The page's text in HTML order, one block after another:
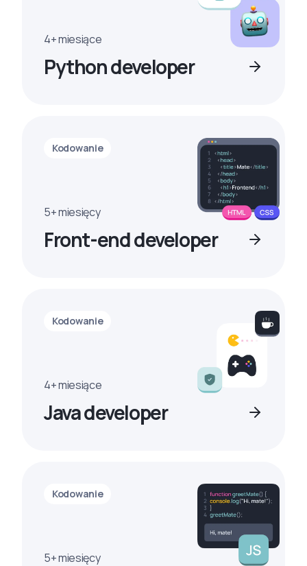
4+ miesiące
Python developer
Kodowanie
5+ miesięcy
Front-end developer
Kodowanie
4+ miesiące
Java developer
Kodowanie
5+ miesięcy